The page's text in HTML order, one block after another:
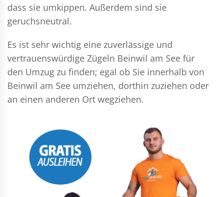
dass sie umkippen. Außerdem sind sie
geruchsneutral.
Es ist sehr wichtig eine zuverlässige und
vertrauenswürdige Zügeln Beinwil am See für
den Umzug zu finden; egal ob Sie innerhalb von
Beinwil am See umziehen, dorthin zuziehen oder
an einen anderen Ort wegziehen.